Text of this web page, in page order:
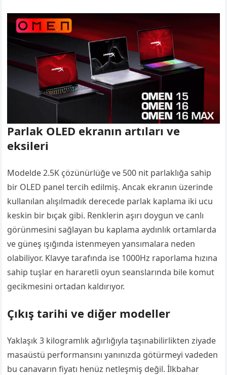
Parlak OLED ekranın artıları ve
eksileri
Modelde 2.5K çözünürlüğe ve 500 nit parlaklığa sahip
bir OLED panel tercih edilmiş. Ancak ekranın üzerinde
kullanılan alışılmadık derecede parlak kaplama iki ucu
keskin bir bıçak gibi. Renklerin aşırı doygun ve canlı
görünmesini sağlayan bu kaplama aydınlık ortamlarda
ve güneş ışığında istenmeyen yansımalara neden
olabiliyor. Klavye tarafında ise 1000Hz raporlama hızına
sahip tuşlar en hararetli oyun seanslarında bile komut
gecikmesini ortadan kaldırıyor.
Çıkış tarihi ve diğer modeller
Yaklaşık 3 kilogramlık ağırlığıyla taşınabilirlikten ziyade
masaüstü performansını yanınızda götürmeyi vadeden
bu canavarın fiyatı henüz netleşmiş değil. İlkbahar